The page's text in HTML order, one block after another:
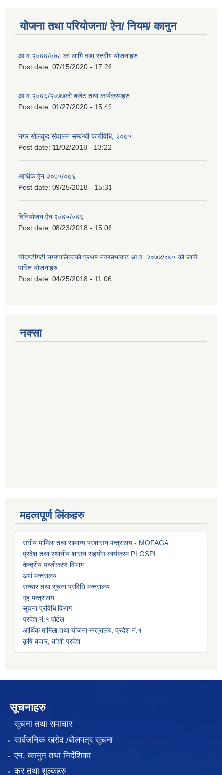
योजना तथा परियोजना/ ऐन/ नियम/ कानुन
आ.व.२०७७/०७८ का लागि वडा स्तरीय योजनाहरु
Post date: 07/15/2020 - 17:26
आ.व.२०७६/२०७७को बजेट तथा कार्यक्रमहरु
Post date: 01/27/2020 - 15:49
नगर खेलकुद संचालन सम्बन्धी कार्यविधि, २०७५
Post date: 11/02/2018 - 13:22
आर्थिक ऐन २०७५/०७६
Post date: 09/25/2018 - 15:31
विनियोजन ऐन २०७५/०७६
Post date: 08/23/2018 - 15:06
चौदण्डीगढी नगरपालिकाको प्रथम नगरसभाबाट आ.व. २०७४/०७५ को लागि
पारित योजनाहरु
Post date: 04/25/2018 - 11:06
नक्सा
महत्वपूर्ण लिंकहरु
संघीय मामिला तथा सामान्य प्रशासन मन्त्रालय - MOFAGA
प्रदेश तथा स्थानीय शासन सहयोग कार्यक्रम PLGSPI
केन्द्रीय पन्जीकरण विभाग
अर्थ मन्त्रालय
सन्चार तथा सूचना प्रविधि मन्त्रालय
गृह मन्त्रालय
सूचना प्रविधि विभाग
प्रदेश नं.१ पोर्टल
आर्थिक मामिला तथा योजना मन्त्रालय, प्रदेश नं.१
कृषि बजार, कोशी प्रदेश
सूचनाहरु
सूचना तथा समाचार
सार्वजनिक खरीद /बोलपत्र सूचना
एन, कानुन तथा निर्देशिका
कर तथा शुल्कहरु